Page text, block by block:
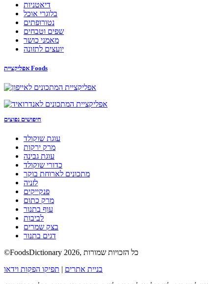
דיאטניות
בלוגרי אוכל
נטורופתים
שפים וטבחים
מאמני כושר
יועצים לתזונה
אפליקציית Foods
חיפושים נפוצים
עוגת שוקולד
מרק ירקות
עוגת גבינה
כדורי שוקולד
מתכונים לארוחת בוקר
לזניה
פנקייקים
מרק כתום
עוף בתנור
לביבות
בצק שמרים
דגים בתנור
©FoodsDictionary 2026, כל הזכויות שמורות
בניית אתרים | תפיקו הפקות וידאו